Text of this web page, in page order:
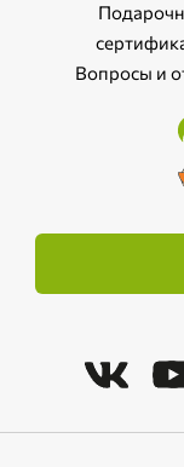
Вопросы и